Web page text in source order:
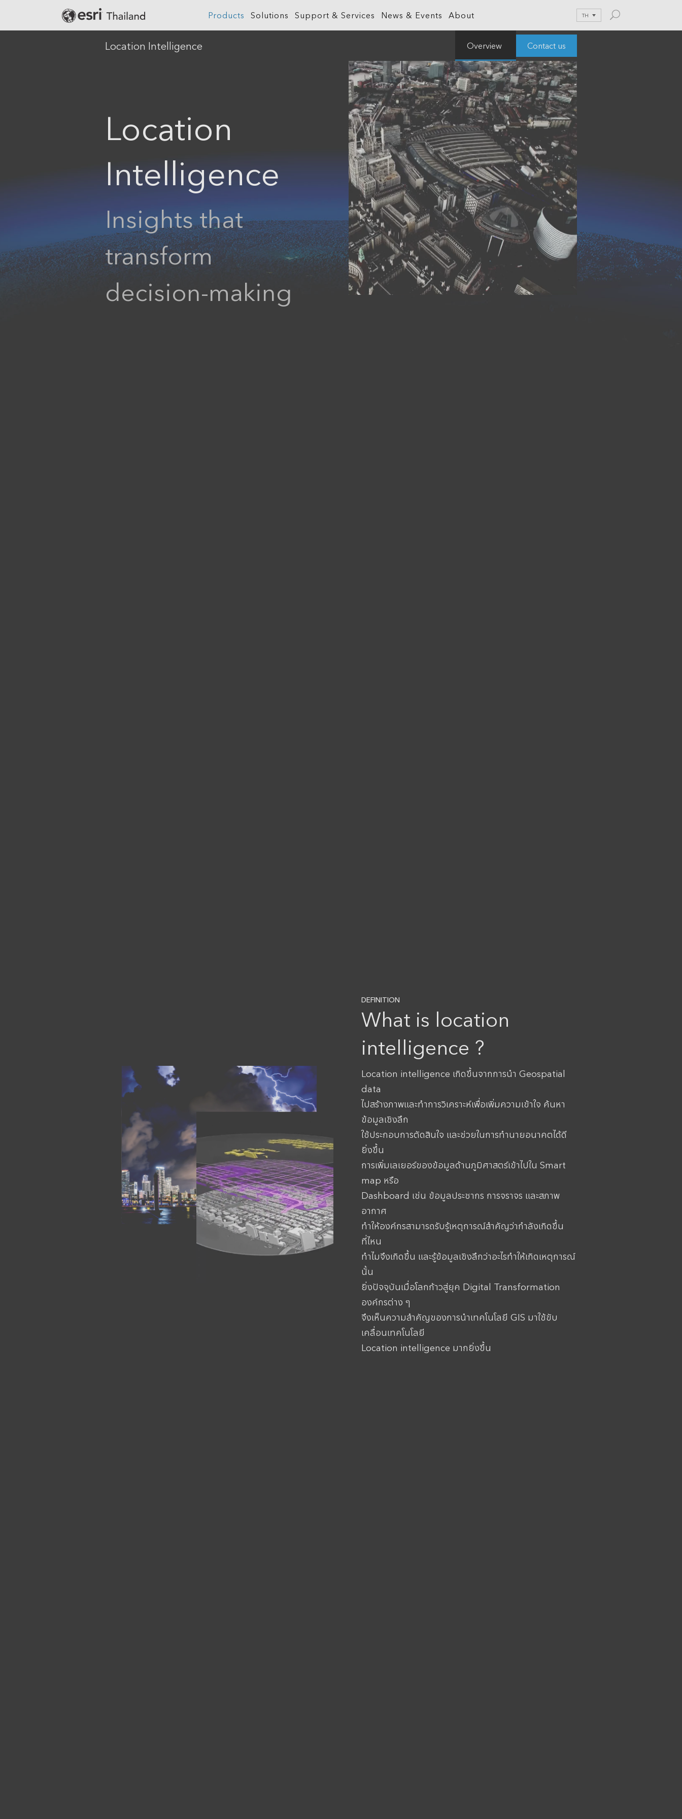
TH
Products
Cloud GIS
Field Operations
Spatial & Data Science
Real-Time Visualization &
Analytics
3D Visualization & Analytics
Data Management
ArcGIS Pro
ArcGIS Apps
ArcGIS Business Analyst
ArcGIS Hub
ArcGIS GeoBIM
ArcGIS Urban
ArcGIS Indoors
ArcGIS Mission
Solutions
Banking
Climate Action
Education
Health and Human Services
Natural Resources
Retail
Smart City
Sustainable Development
Transportation
Telecommunications
Water
Support & Services News & Events About
Location Intelligence Overview Contact us
Location
Intelligence
Insights that
transform
decision-making
DEFINITION
What is location
intelligence ?
Location intelligence เกิดขึ้นจากการนำ Geospatial
data
ไปสร้างภาพและทำการวิเคราะห์เพื่อเพิ่มความเข้าใจ ค้นหา
ข้อมูลเชิงลึก
ใช้ประกอบการตัดสินใจ และช่วยในการทำนายอนาคตได้ดี
ยิ่งขึ้น
การเพิ่มเลเยอร์ของข้อมูลด้านภูมิศาสตร์เข้าไปใน Smart
map หรือ
Dashboard เช่น ข้อมูลประชากร การจราจร และสภาพ
อากาศ
ทำให้องค์กรสามารถรับรู้เหตุการณ์สำคัญว่ากำลังเกิดขึ้น
ที่ไหน
ทำไมจึงเกิดขึ้น และรู้ข้อมูลเชิงลึกว่าอะไรทำให้เกิดเหตุการณ์
นั้น
ยิ่งปัจจุบันเมื่อโลกก้าวสู่ยุค Digital Transformation
องค์กรต่าง ๆ
จึงเห็นความสำคัญของการนำเทคโนโลยี GIS มาใช้ขับ
เคลื่อนเทคโนโลยี
Location intelligence มากยิ่งขึ้น